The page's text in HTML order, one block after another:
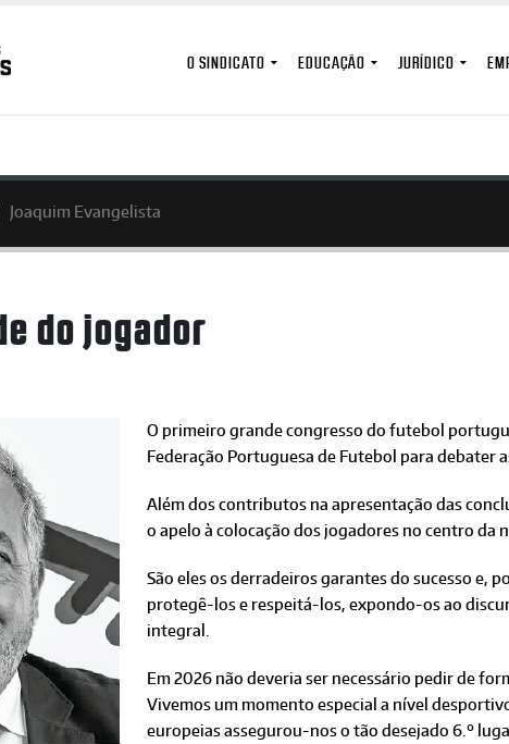
O SINDICATO EDUCAÇÃO JURÍDICO
Joaquim Evangelista
do jogador
O primeiro grande congresso do futebol
Federação Portuguesa de Futebol para
Além dos contributos na apresentação das
o apelo à colocação dos jogadores no centro da
São eles os derradeiros garantes do sucesso e,
protegê-los e respeitá-los, expondo-os ao
integral.
Em 2026 não deveria ser necessário pedir de
Vivemos um momento especial a nível
europeias assegurou-nos o tão desejado 6.º